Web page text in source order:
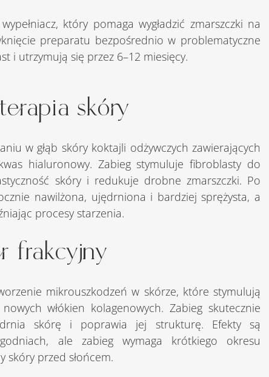
preparatu bezpośrednio w problematyczne
i utrzymują się przez 6–12 miesięcy.
skóry
hialuronowy. Zabieg stymuluje fibroblasty do
skóry i redukuje drobne zmarszczki. Po
nawilżona, ujędrniona i bardziej sprężysta, a
procesy starzenia.
frakcyjny
włókien kolagenowych. Zabieg skutecznie
skórę i poprawia jej strukturę. Efekty są
ale zabieg wymaga krótkiego okresu
skóry przed słońcem.